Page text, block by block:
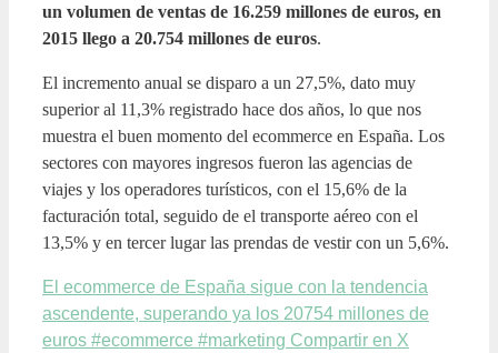
un volumen de ventas de 16.259 millones de euros, en
2015 llego a 20.754 millones de euros.
El incremento anual se disparo a un 27,5%, dato muy
superior al 11,3% registrado hace dos años, lo que nos
muestra el buen momento del ecommerce en España. Los
sectores con mayores ingresos fueron las agencias de
viajes y los operadores turísticos, con el 15,6% de la
facturación total, seguido de el transporte aéreo con el
13,5% y en tercer lugar las prendas de vestir con un 5,6%.
El ecommerce de España sigue con la tendencia
ascendente, superando ya los 20754 millones de
euros #ecommerce #marketing Compartir en X